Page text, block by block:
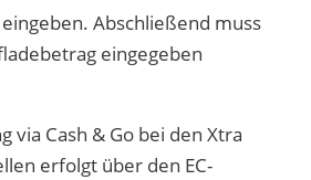
Abschließend muss
eingegeben
via Cash & Go bei den Xtra
erfolgt über den EC-